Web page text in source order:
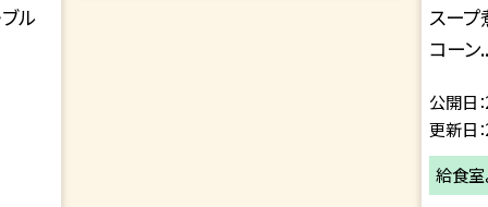
ル
スープ
コーン
公開日
更新日
給食室